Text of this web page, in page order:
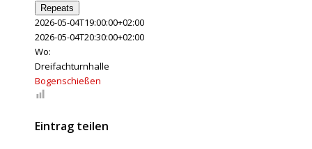
Repeats
2026-05-04T19:00:00+02:00
2026-05-04T20:30:00+02:00
Wo:
Dreifachturnhalle
Bogenschießen
Eintrag teilen